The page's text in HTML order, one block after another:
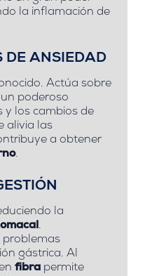
la inflamación de
DE ANSIEDAD
Actúa sobre
poderoso
y los cambios de
alivia las
a obtener
.
la
.
problemas
gástrica. Al
fibra permite